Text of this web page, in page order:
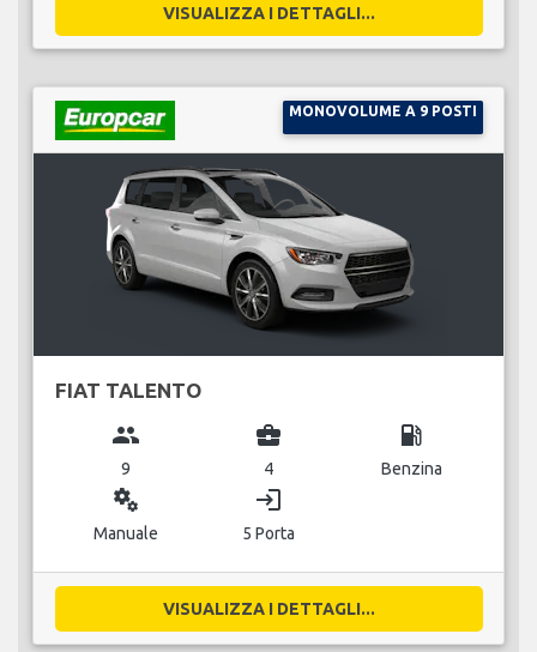
VISUALIZZA I DETTAGLI...
MONOVOLUME A 9 POSTI
FIAT TALENTO
group
9
business_center
4
local_gas_station
Benzina
miscellaneous_services
Manuale
login
5 Porta
VISUALIZZA I DETTAGLI...